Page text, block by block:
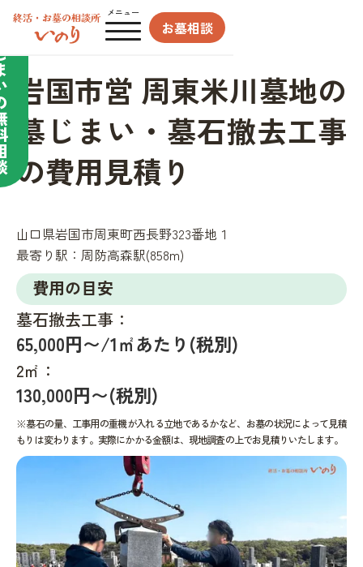
メニュー
お墓相談
岩国市営 周東米川墓地の
墓じまい・墓石撤去工事
の費用見積り
山口県岩国市周東町西長野323番地１
最寄り駅： 周防高森駅(858m)
費用の目安
墓石撤去工事：
65,000円〜/1㎡あたり(税別)
2㎡：
130,000円〜(税別)
※墓石の量、工事用の重機が入れる立地であるかなど、お墓の状況によって見積
もりは変わります。実際にかかる金額は、現地調査の上でお見積りいたします。